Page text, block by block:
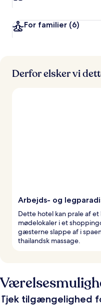
For familier (6)
Derfor elsker vi
Arbejds- og
Dette hotel kan prale af et
mødelokaler i et
gæsterne slappe af i
thailandsk massage.
Tjek tilgængelighed